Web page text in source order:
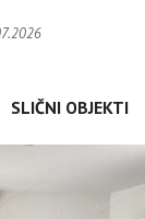
SLIČNI OBJEKTI